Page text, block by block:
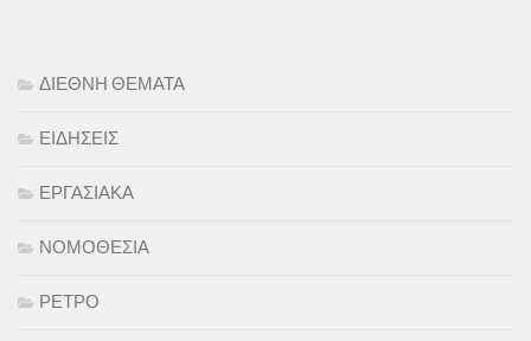
ΔΙΕΘΝΗ ΘΕΜΑΤΑ
ΕΙΔΗΣΕΙΣ
ΕΡΓΑΣΙΑΚΑ
ΝΟΜΟΘΕΣΙΑ
ΡΕΤΡΟ